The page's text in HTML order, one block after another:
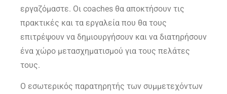
εργαζόμαστε. Οι coaches θα αποκτήσουν τις
πρακτικές και τα εργαλεία που θα τους
επιτρέψουν να δημιουργήσουν και να διατηρήσουν
ένα χώρο μετασχηματισμού για τους πελάτες
τους.
Ο εσωτερικός παρατηρητής των συμμετεχόντων